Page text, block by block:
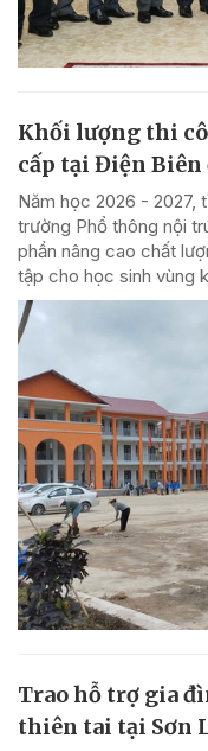
Khối lượng thi
cấp tại Điện Biên
Năm học 2026 - 2027,
trường Phổ thông nội
phần nâng cao chất
tập cho học sinh vùng
Trao hỗ trợ gia
thiên tai tại Sơn